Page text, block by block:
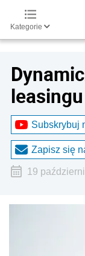
Kategorie
leasingu
Subskrybuj
Zapisz się
19